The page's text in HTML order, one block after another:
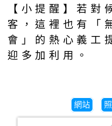
【小提醒】若對
客，這裡也有「
會」的熱心義工
迎多加利用。
網站